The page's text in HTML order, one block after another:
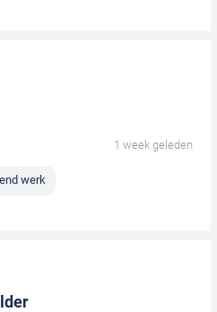
1 week geleden
werk